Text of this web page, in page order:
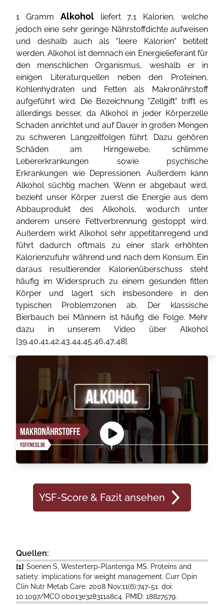
1 Gramm Alkoholliefert 7,1 Kalorien, welche
jedoch eine sehr geringe Nährstoffdichte aufweisen
und deshalb auch als "leere Kalorien" betitelt
werden. Alkohol ist demnach ein Energielieferant für
den menschlichen Organismus, weshalb er in
einigen Literaturquellen neben den Proteinen,
Kohlenhydraten und Fetten als Makronährstoff
aufgeführt wird. Die Bezeichnung "Zellgift" trifft es
allerdings besser, da Alkohol in jeder Körperzelle
Schaden anrichtet und auf Dauer in großen Mengen
zu schweren Langzeitfolgen führt. Dazu gehören
Schäden am Hirngewebe, schlimme
Lebererkrankungen sowie psychische
Erkrankungen wie Depressionen. Außerdem kann
Alkohol süchtig machen. Wenn er abgebaut wird,
bezieht unser Körper zuerst die Energie aus dem
Abbauprodukt des Alkohols, wodurch unter
anderem unsere Fettverbrennung gestoppt wird.
Außerdem wirkt Alkohol sehr appetitanregend und
führt dadurch oftmals zu einer stark erhöhten
Kalorienzufuhr während und nach dem Konsum. Ein
daraus resultierender Kalorienüberschuss steht
häufig im Widerspruch zu einem gesunden fitten
Körper und lagert sich insbesondere in den
typischen Problemzonen ab. Der klassische
Bierbauch bei Männern ist häufig die Folge. Mehr
dazu in unserem Video über Alkohol
[39,40,41,42,43,44,45,46,47,48].
YSF-Score & Fazit ansehen
Quellen:
[1] Soenen S, Westerterp-Plantenga MS. Proteins and
satiety: implications for weight management. Curr Opin
Clin Nutr Metab Care. 2008 Nov;11(6):747-51. doi:
10.1097/MCO.0b013e328311a8c4. PMID: 18827579.